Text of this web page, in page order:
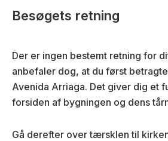
Besøgets retning
Der er ingen bestemt retning for
anbefaler dog, at du først
Avenida Arriaga. Det giver dig et
forsiden af bygningen og dens
Gå derefter over tærsklen til